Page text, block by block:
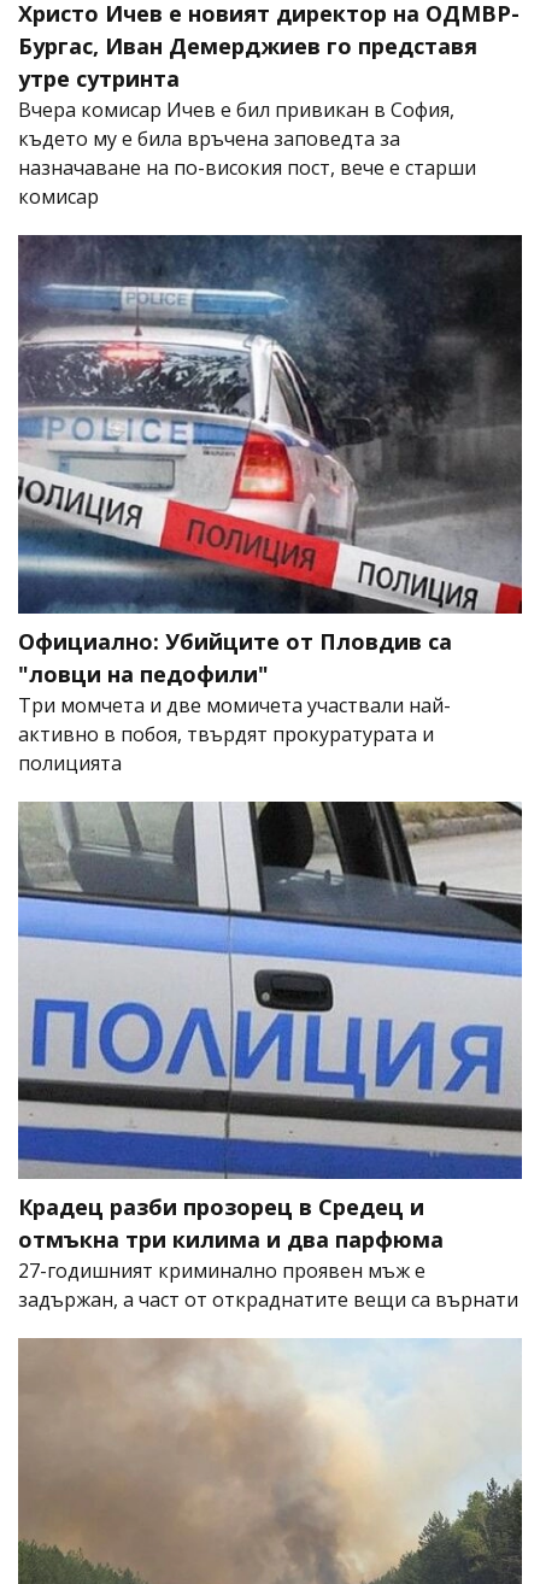
Христо Ичев е новият директор на ОДМВР-
Бургас, Иван Демерджиев го представя
утре сутринта
Вчера комисар Ичев е бил привикан в София,
където му е била връчена заповедта за
назначаване на по-високия пост, вече е старши
комисар
Официално: Убийците от Пловдив са
"ловци на педофили"
Три момчета и две момичета участвали най-
активно в побоя, твърдят прокуратурата и
полицията
Крадец разби прозорец в Средец и
отмъкна три килима и два парфюма
27-годишният криминално проявен мъж е
задържан, а част от откраднатите вещи са върнати